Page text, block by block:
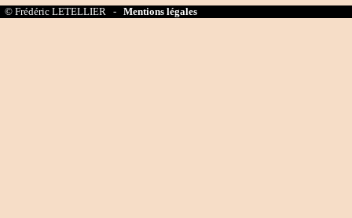
© Frédéric LETELLIER - Mentions légales